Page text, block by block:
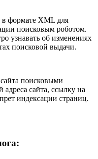
в формате XML для
поисковым роботом.
узнавать об изменениях
поисковой выдачи.
поисковыми
сайта, ссылку на
индексации страниц.